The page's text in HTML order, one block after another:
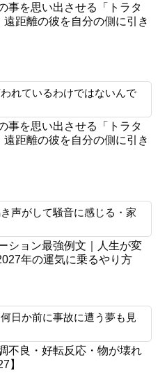
事を思い出させる「トラタ
距離の彼を自分の側に引き
れているわけではないんで
事を思い出させる「トラタ
距離の彼を自分の側に引き
声がして騒音に感じる・家
ション最強例文｜人生が変
年の運気に乗るやり方
日か前に事故に遭う夢も見
不良・好転反応・物が壊れ
】